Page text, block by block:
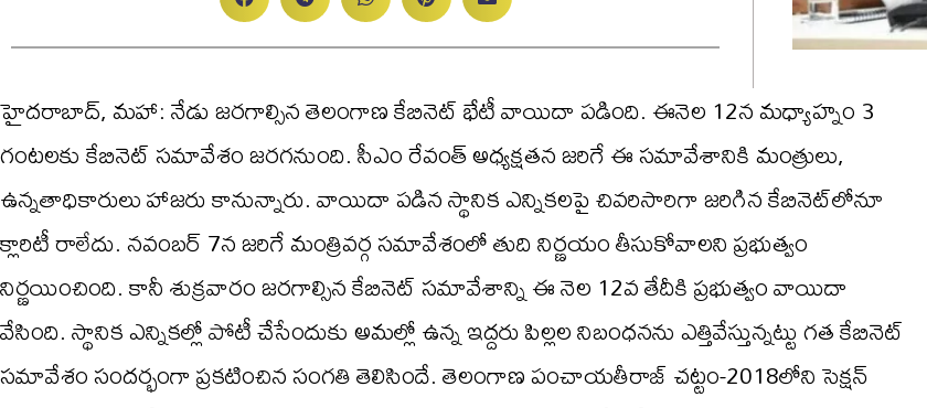
హైదరాబాద్, మహా: నేడు జ‌ర‌గాల్సిన తెలంగాణ కేబినెట్ భేటీ వాయిదా ప‌డింది. ఈనెల 12న మ‌ధ్యాహ్నం 3
గంట‌ల‌కు కేబినెట్ స‌మావేశం జ‌ర‌గ‌నుంది. సీఎం రేవంత్ అధ్య‌క్ష‌త‌న జ‌రిగే ఈ స‌మావేశానికి మంత్రులు,
ఉన్న‌తాధికారులు హాజ‌రు కానున్నారు. వాయిదా పడిన స్థానిక ఎన్నికలపై చివ‌రిసారిగా జ‌రిగిన కేబినెట్‌లోనూ
క్లారిటీ రాలేదు. నవంబర్‌ 7న జరిగే మంత్రివర్గ సమావేశంలో తుది నిర్ణయం తీసుకోవాలని ప్రభుత్వం
నిర్ణయించింది. కానీ శుక్ర‌వారం జ‌ర‌గాల్సిన కేబినెట్ స‌మావేశాన్ని ఈ నెల 12వ తేదీకి ప్ర‌భుత్వం వాయిదా
వేసింది. స్థానిక ఎన్నికల్లో పోటీ చేసేందుకు అమల్లో ఉన్న ఇద్దరు పిల్లల నిబంధనను ఎత్తివేస్తున్నట్టు గ‌త కేబినెట్
స‌మావేశం సంద‌ర్భంగా ప్ర‌క‌టించిన సంగ‌తి తెలిసిందే. తెలంగాణ పంచాయతీరాజ్‌ చట్టం-2018లోని సెక్షన్‌